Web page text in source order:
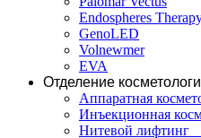
Endospheres
GenoLED
Volnewmer
EVA
Отделение
Аппаратная
Инъекционная
Нитевой лифтинг